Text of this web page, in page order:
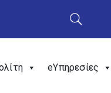
eΥπηρεσίες